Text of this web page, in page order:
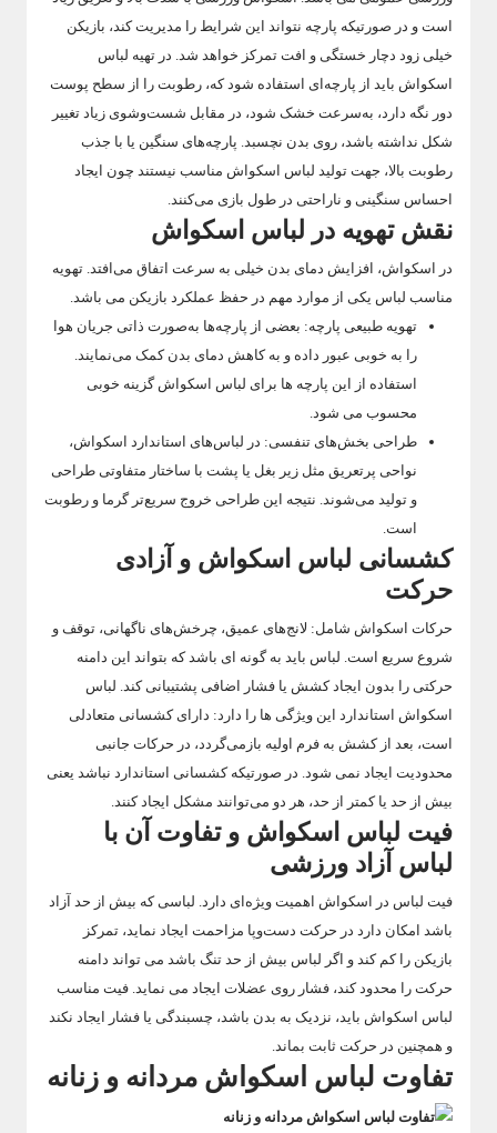
است و در صورتیکه پارچه نتواند این شرایط را مدیریت کند، بازیکن
خیلی زود دچار خستگی و افت تمرکز خواهد شد. در تهیه لباس
اسکواش باید از پارچه‌ای استفاده شود که، رطوبت را از سطح پوست
دور نگه دارد، به‌سرعت خشک شود، در مقابل شست‌وشوی زیاد تغییر
شکل نداشته باشد، روی بدن نچسبد. پارچه‌های سنگین یا با جذب
رطوبت بالا، جهت تولید لباس اسکواش مناسب نیستند چون ایجاد
احساس سنگینی و ناراحتی در طول بازی می‌کنند.
نقش تهویه در لباس اسکواش
در اسکواش، افزایش دمای بدن خیلی به سرعت اتفاق می‌افتد. تهویه
مناسب لباس یکی از موارد مهم در حفظ عملکرد بازیکن می باشد.
تهویه طبیعی پارچه: بعضی از پارچه‌ها به‌صورت ذاتی جریان هوا
را به خوبی عبور داده و به کاهش دمای بدن کمک می‌نمایند.
استفاده از این پارچه ها برای لباس اسکواش گزینه خوبی
محسوب می شود.
طراحی بخش‌های تنفسی: در لباس‌های استاندارد اسکواش،
نواحی پرتعریق مثل زیر بغل یا پشت با ساختار متفاوتی طراحی
و تولید می‌شوند. نتیجه این طراحی خروج سریع‌تر گرما و رطوبت
است.
کشسانی لباس اسکواش و آزادی
حرکت
حرکات اسکواش شامل: لانج‌های عمیق، چرخش‌های ناگهانی، توقف و
شروع سریع است. لباس باید به گونه ای باشد که بتواند این دامنه
حرکتی را بدون ایجاد کشش یا فشار اضافی پشتیبانی کند. لباس
اسکواش استاندارد این ویژگی ها را دارد: دارای کشسانی متعادلی
است، بعد از کشش به فرم اولیه بازمی‌گردد، در حرکات جانبی
محدودیت ایجاد نمی شود. در صورتیکه کشسانی استاندارد نباشد یعنی
بیش از حد یا کمتر از حد، هر دو می‌توانند مشکل‌ ایجاد کنند.
فیت لباس اسکواش و تفاوت آن با
لباس آزاد ورزشی
فیت لباس در اسکواش اهمیت ویژه‌ای دارد. لباسی که بیش از حد آزاد
باشد امکان دارد در حرکت دست‌وپا مزاحمت ایجاد نماید، تمرکز
بازیکن را کم کند و اگر لباس بیش از حد تنگ باشد می تواند دامنه
حرکت را محدود کند، فشار روی عضلات ایجاد می نماید. فیت مناسب
لباس اسکواش باید، نزدیک به بدن باشد، چسبندگی یا فشار ایجاد نکند
و همچنین در حرکت ثابت بماند.
تفاوت لباس اسکواش مردانه و زنانه